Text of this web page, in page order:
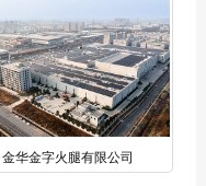
金华金字火腿有限公司